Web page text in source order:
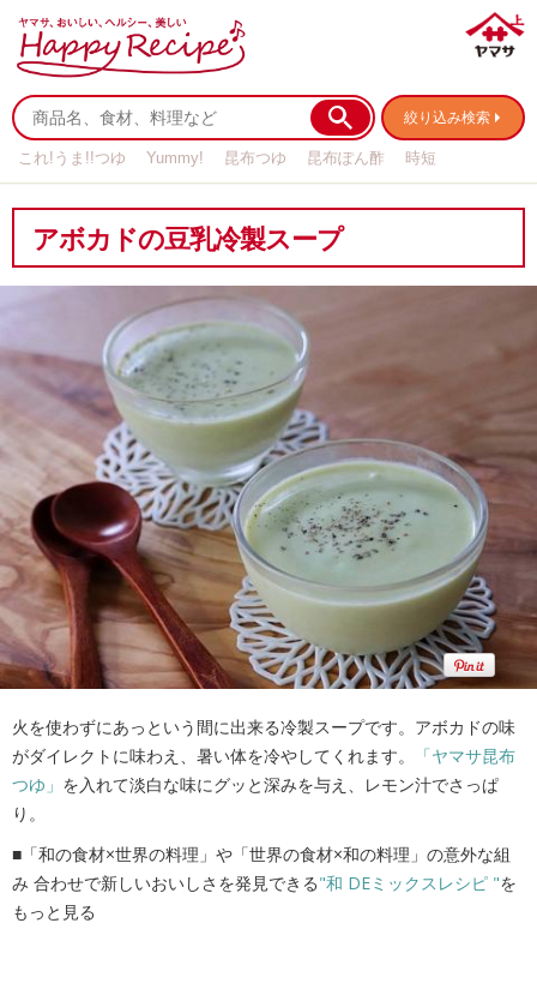
絞り込み検索
これ!うま!!つゆ Yummy! 昆布つゆ 昆布ぽん酢
時短
アボカドの豆乳冷製スープ
火を使わずにあっという間に出来る冷製スープです。アボカドの味
がダイレクトに味わえ、暑い体を冷やしてくれます。
「ヤマサ昆布
つゆ」 を入れて淡白な味にグッと深みを与え、レモン汁でさっぱ
り。
■「和の食材×世界の料理」や「世界の食材×和の料理」の意外な組
み 合わせで新しいおいしさを発見できる"和 DEミックスレシピ "を
もっと見る